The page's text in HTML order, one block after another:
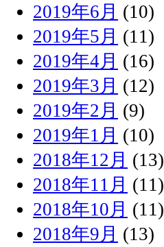
2019年6月 (10)
2019年5月 (11)
2019年4月 (16)
2019年3月 (12)
2019年2月 (9)
2019年1月 (10)
2018年12月 (13)
2018年11月 (11)
2018年10月 (11)
2018年9月 (13)